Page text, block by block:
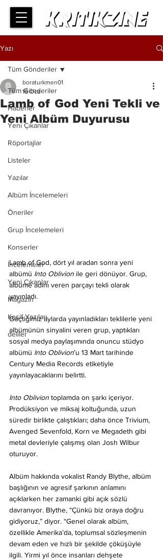
Yazı
Tüm Gönderiler
Haberler
Yeni Çıkanlar
Röportajlar
Listeler
Yazılar
Albüm İncelemeleri
Öneriler
Grup İncelemeleri
Konserler
İncelemeler
Yeni Çıkanlar
Magazin
Keşif Yazıları
deliler
Tüm Gönderiler
Lamb of God Yeni Tekli ve
Yeni Albüm Duyurusu
boraturkmen01
16 Oca
Lamb of God, dört yıl aradan sonra yeni
albümü Into Oblivion ile geri dönüyor. Grup,
albüme adını veren parçayı tekli olarak
yayınladı.
Geçtiğimiz aylarda yayınladıkları teklilerle yeni
albümünün sinyalini veren grup, yaptıkları
sosyal medya paylaşımında onuncu stüdyo
albümü Into Oblivion’u 13 Mart tarihinde
Century Media Records etiketiyle
yayınlayacaklarını belirtti.
Into Oblivion toplamda on şarkı içeriyor.
Prodüksiyon ve miksaj koltuğunda, uzun
süredir birlikte çalıştıkları; daha önce Trivium,
Avenged Sevenfold, Korn ve Megadeth gibi
metal devleriyle çalışmış olan Josh Wilbur
oturuyor.
Albüm hakkında vokalist Randy Blythe, albüm
başlığının ve agresif şarkının anlamını
açıklarken her zamanki gibi açık sözlü
davranıyor. Blythe, “Çünkü biz oraya doğru
gidiyoruz,” diyor. “Genel olarak albüm,
özellikle Amerika’da, toplumsal sözleşmenin
devam eden ve hızlı bir şekilde çöküşüyle
ilgili. Yirmi yıl önce insanları dehşete